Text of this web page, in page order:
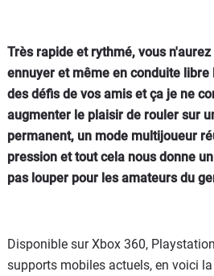
Très rapide et rythmé, vous
ennuyer et même en conduite
des défis de vos amis et ça je ne
augmenter le plaisir de rouler sur
permanent, un mode multijoueur
pression et tout cela nous donne
pas louper pour les amateurs du
Disponible sur Xbox 360,
supports mobiles actuels, en voici